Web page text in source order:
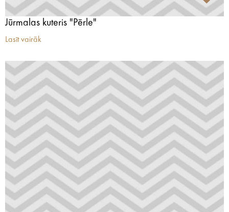
Jūrmalas kuteris "Pērle"
Lasīt vairāk